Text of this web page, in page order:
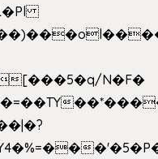
[���5�q/N�F�